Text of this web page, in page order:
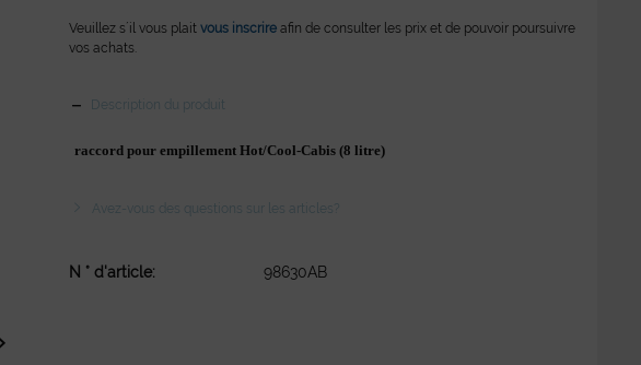
Veuillez s´il vous plaitvous inscrire afin de consulter les prix et de pouvoir poursuivre
vos achats.
Description du produit
raccord pour empillement Hot/Cool-Cabis (8 litre)
Avez-vous des questions sur les articles?
N ° d'article: 98630AB